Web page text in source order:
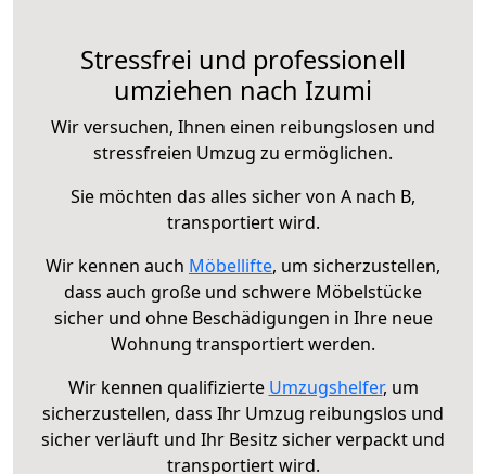
Stressfrei und professionell
umziehen nach Izumi
Wir versuchen, Ihnen einen reibungslosen und
stressfreien Umzug zu ermöglichen.
Sie möchten das alles sicher von A nach B,
transportiert wird.
Wir kennen auch Möbellifte, um sicherzustellen,
dass auch große und schwere Möbelstücke
sicher und ohne Beschädigungen in Ihre neue
Wohnung transportiert werden.
Wir kennen qualifizierte Umzugshelfer, um
sicherzustellen, dass Ihr Umzug reibungslos und
sicher verläuft und Ihr Besitz sicher verpackt und
transportiert wird.